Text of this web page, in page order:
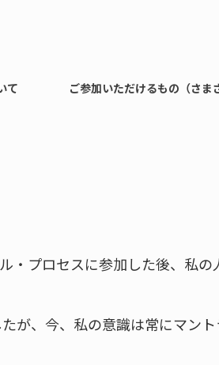
て ご参加いただけるもの（さま
プロセスに参加した後、私の
が、今、私の意識は常にマン